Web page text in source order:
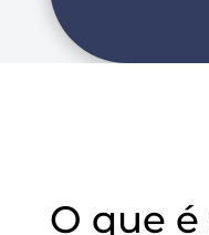
O que